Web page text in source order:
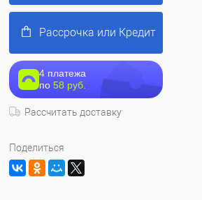
Рассрочка или Кредит
4 платежа
по 58 руб.
Рассчитать доставку
Поделиться